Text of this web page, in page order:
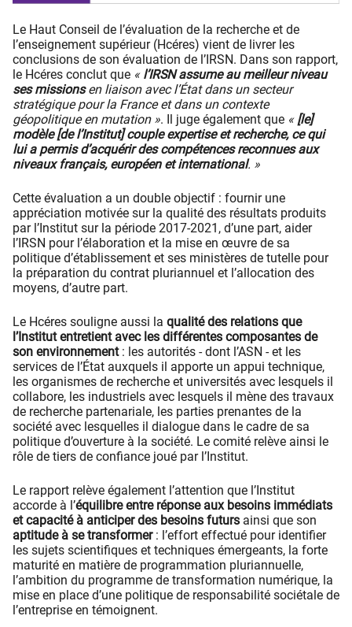
Le Haut Conseil de l’évaluation de la recherche et de
l’enseignement supérieur (Hcéres) vient de livrer les
conclusions de son évaluation de l’IRSN. Dans son rapport,
le Hcéres conclut que « l’IRSN assume au meilleur niveau
ses missionsen liaison avec l’État dans un secteur
stratégique pour la France et dans un contexte
géopolitique en mutation ». Il juge également que « [le]
modèle [de l’Institut] couple expertise et recherche, ce qui
lui a permis d’acquérir des compétences reconnues aux
niveaux français, européen et international. »
Cette évaluation a un double objectif : fournir une
appréciation motivée sur la qualité des résultats produits
par l’Institut sur la période 2017-2021, d’une part, aider
l’IRSN pour l’élaboration et la mise en œuvre de sa
politique d’établissement et ses ministères de tutelle pour
la préparation du contrat pluriannuel et l’allocation des
moyens, d’autre part.
Le Hcéres souligne aussi la qualité des relations que
l’Institut entretient avec les différentes composantes de
son environnement : les autorités - dont l’ASN - et les
services de l’État auxquels il apporte un appui technique,
les organismes de recherche et universités avec lesquels il
collabore, les industriels avec lesquels il mène des travaux
de recherche partenariale, les parties prenantes de la
société avec lesquelles il dialogue dans le cadre de sa
politique d’ouverture à la société. Le comité relève ainsi le
rôle de tiers de confiance joué par l’Institut.
Le rapport relève également l’attention que l’Institut
accorde à l’équilibre entre réponse aux besoins immédiats
et capacité à anticiper des besoins futurs ainsi que son
aptitude à se transformer: l’effort effectué pour identifier
les sujets scientifiques et techniques émergeants, la forte
maturité en matière de programmation pluriannuelle,
l’ambition du programme de transformation numérique, la
mise en place d’une politique de responsabilité sociétale de
l’entreprise en témoignent.